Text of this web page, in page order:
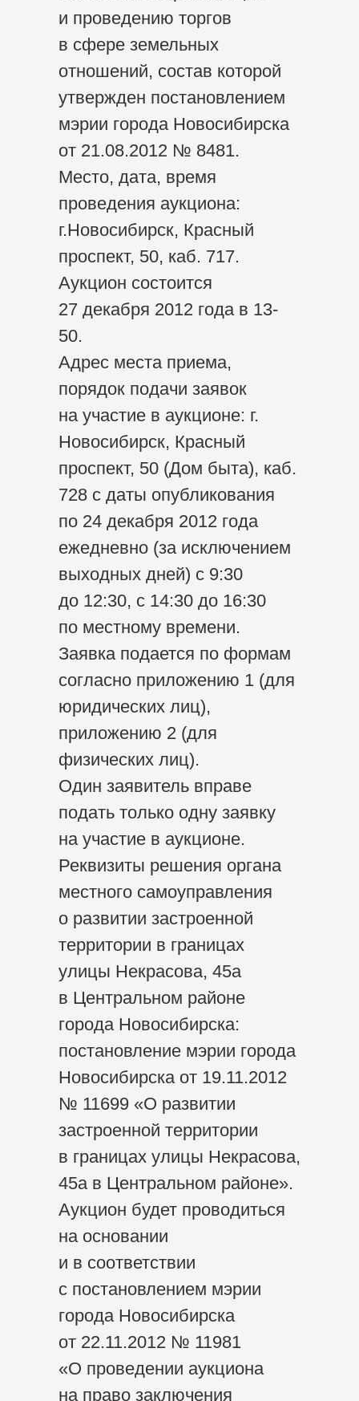
и проведению торгов
в сфере земельных
отношений, состав которой
утвержден постановлением
мэрии города Новосибирска
от 21.08.2012 № 8481.
Место, дата, время
проведения аукциона:
г.Новосибирск, Красный
проспект, 50, каб. 717.
Аукцион состоится
27 декабря 2012 года в 13-
50.
Адрес места приема,
порядок подачи заявок
на участие в аукционе: г.
Новосибирск, Красный
проспект, 50 (Дом быта), каб.
728 с даты опубликования
по 24 декабря 2012 года
ежедневно (за исключением
выходных дней) с 9:30
до 12:30, с 14:30 до 16:30
по местному времени.
Заявка подается по формам
согласно приложению 1 (для
юридических лиц),
приложению 2 (для
физических лиц).
Один заявитель вправе
подать только одну заявку
на участие в аукционе.
Реквизиты решения органа
местного самоуправления
о развитии застроенной
территории в границах
улицы Некрасова, 45а
в Центральном районе
города Новосибирска:
постановление мэрии города
Новосибирска от 19.11.2012
№ 11699 «О развитии
застроенной территории
в границах улицы Некрасова,
45а в Центральном районе».
Аукцион будет проводиться
на основании
и в соответствии
с постановлением мэрии
города Новосибирска
от 22.11.2012 № 11981
«О проведении аукциона
на право заключения